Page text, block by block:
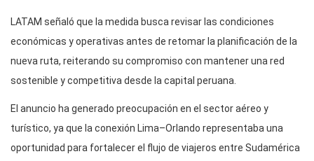
LATAM señaló que la medida busca revisar las condiciones
económicas y operativas antes de retomar la planificación de la
nueva ruta, reiterando su compromiso con mantener una red
sostenible y competitiva desde la capital peruana.
El anuncio ha generado preocupación en el sector aéreo y
turístico, ya que la conexión Lima–Orlando representaba una
oportunidad para fortalecer el flujo de viajeros entre Sudamérica